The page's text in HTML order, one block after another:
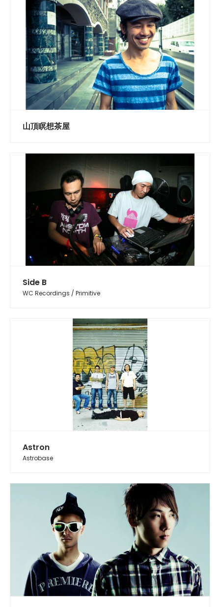
山頂瞑想茶屋
Side B
WC Recordings / Primitive
Astron
Astrobase